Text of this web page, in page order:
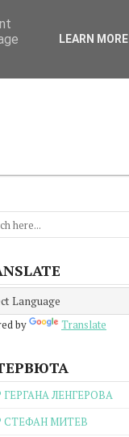
by Translate
ГЕРГАНА ЛЕНГЕРОВА
СТЕФАН МИТЕВ
LEARN MORE